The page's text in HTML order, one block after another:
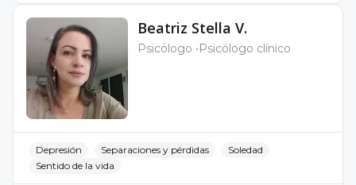
Beatriz Stella V.
Psicólogo Psicólogo clínico
Depresión Separaciones y pérdidas
Soledad
Sentido de la vida